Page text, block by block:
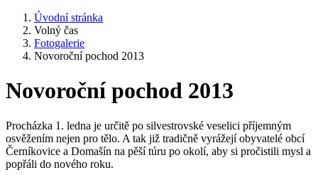
Úvodní stránka
Volný čas
Fotogalerie
Novoroční pochod 2013
Novoroční pochod 2013
Procházka 1. ledna je určitě po silvestrovské veselici příjemným
osvěžením nejen pro tělo. A tak již tradičně vyrážejí obyvatelé obcí
Černíkovice a Domašín na pěší túru po okolí, aby si pročistili mysl a
popřáli do nového roku.